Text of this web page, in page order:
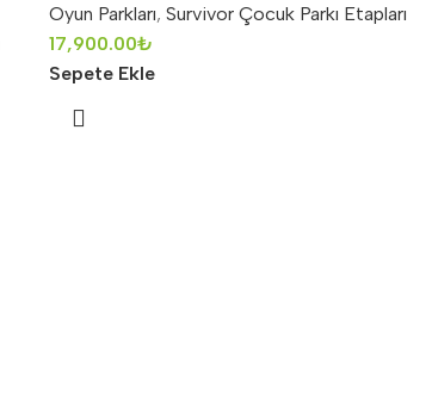
Oyun Parkları, Survivor Çocuk Parkı Etapları
17,900.00₺
Sepete Ekle